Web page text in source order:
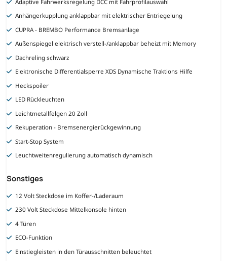
Adaptive Fahrwerksregelung DCC mit Fahrprofilauswahl
Anhängerkupplung anklappbar mit elektrischer Entriegelung
CUPRA - BREMBO Performance Bremsanlage
Außenspiegel elektrisch verstell-/anklappbar beheizt mit Memory
Dachreling schwarz
Elektronische Differentialsperre XDS Dynamische Traktions Hilfe
Heckspoiler
LED Rückleuchten
Leichtmetallfelgen 20 Zoll
Rekuperation - Bremsenergierückgewinnung
Start-Stop System
Leuchtweitenregulierung automatisch dynamisch
Sonstiges
12 Volt Steckdose im Koffer-/Laderaum
230 Volt Steckdose Mittelkonsole hinten
4 Türen
ECO-Funktion
Einstiegleisten in den Türausschnitten beleuchtet